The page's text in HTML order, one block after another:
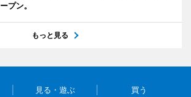
プン。
もっと見る
見る・遊ぶ 買う